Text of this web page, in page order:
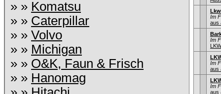
» » Komatsu
» » Caterpillar
» » Volvo
» » Michigan
» » O&K, Faun & Frisch
» » Hanomag
Im
aus
Im
Im
aus
Im
aus